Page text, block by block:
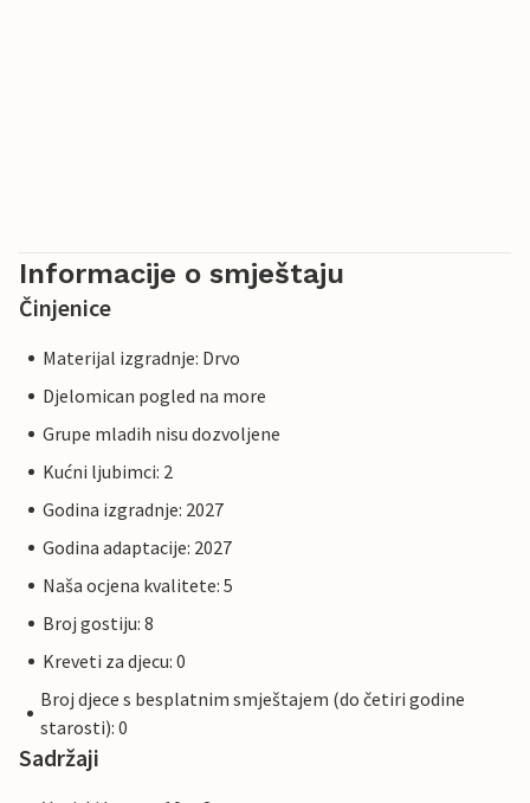
Informacije o smještaju
Činjenice
Materijal izgradnje: Drvo
Djelomican pogled na more
Grupe mladih nisu dozvoljene
Kućni ljubimci: 2
Godina izgradnje: 2027
Godina adaptacije: 2027
Naša ocjena kvalitete: 5
Broj gostiju: 8
Kreveti za djecu: 0
Broj djece s besplatnim smještajem (do četiri godine
starosti): 0
Sadržaji